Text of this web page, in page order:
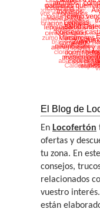
El Blog de
En Locofertón
ofertas y
tu zona. En
consejos,
relacionados
vuestro
están